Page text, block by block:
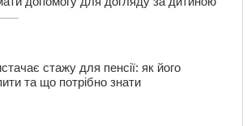
стажу для пенсії: як його
та що потрібно знати